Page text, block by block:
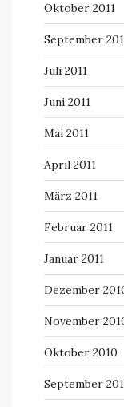
Oktober 2011
September
Juli 2011
Juni 2011
Mai 2011
April 2011
März 2011
Februar 2011
Januar 2011
Dezember
November
Oktober 2010
September